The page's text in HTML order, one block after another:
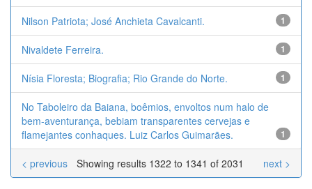
Nilson Patriota; José Anchieta Cavalcanti. 1
Nivaldete Ferreira. 1
Nísia Floresta; Biografia; Rio Grande do Norte. 1
No Taboleiro da Baiana, boêmios, envoltos num halo de
bem-aventurança, bebiam transparentes cervejas e
flamejantes conhaques. Luiz Carlos Guimarães.
1
Showing results 1322 to 1341 of 2031
< previous next >